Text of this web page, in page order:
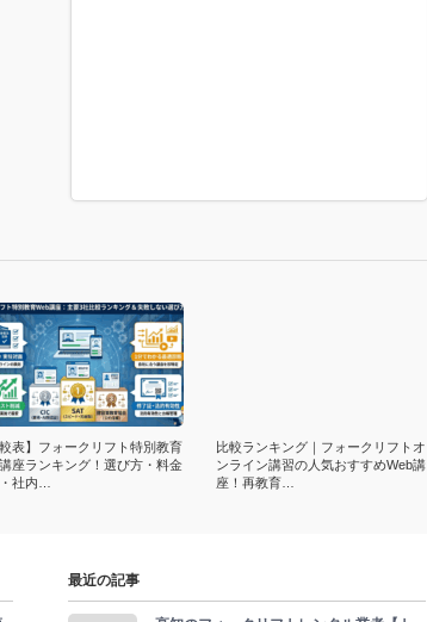
較表】フォークリフト特別教育
座ランキング！選び方・料金
社内…
比較ランキング｜フォークリフトオ
ンライン講習の人気おすすめWeb講
座！再教育…
最近の記事